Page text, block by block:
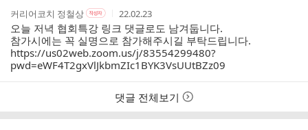
작
성
자
커리어코치 정철상작
성
자
본
인
여
부
작
성
자
작
성
시
간
22.02.23
오늘 저녁 협회특강 링크 댓글로도 남겨둡니다.
참가시에는 꼭 실명으로 참가해주시길 부탁드립니다.
https://us02web.zoom.us/j/83554299480?
pwd=eWF4T2gxVlJkbmZIc1BYK3VsUUtBZz09
댓글 전체보기